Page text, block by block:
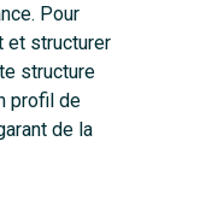
Pour
et structurer
structure
profil de
de la